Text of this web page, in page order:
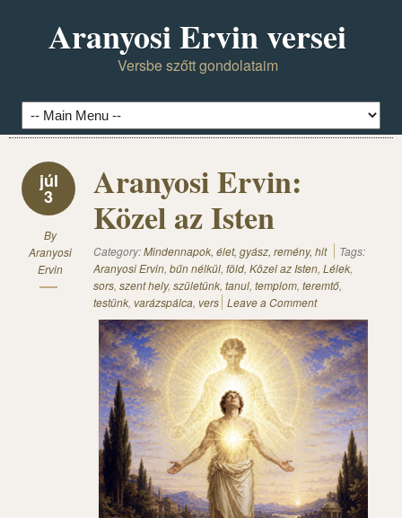
Aranyosi Ervin versei
Versbe szőtt gondolataim
júl
3
By
Aranyosi
Ervin
Aranyosi Ervin:
Közel az Isten
Category:Mindennapok, élet, gyász, remény, hit
Tags:
Aranyosi Ervin, bűn nélkül, föld, Közel az Isten, Lélek,
sors, szent hely, születünk, tanul, templom, teremtő,
testünk, varázspálca, vers Leave a Comment